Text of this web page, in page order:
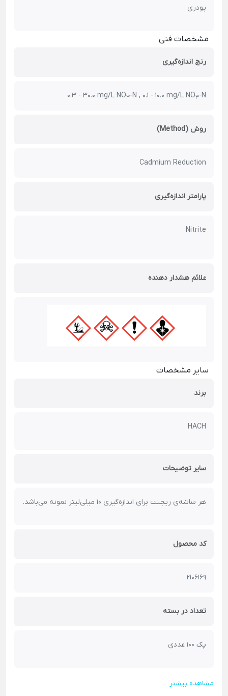
پودری
مشخصات فنی
رنج اندازه‌گیری
0.3 - 30.0 mg/L NO3-N , 0.1 - 10.0 mg/L NO3-N
روش (Method)
Cadmium Reduction
پارامتر اندازه‌گیری
Nitrite
علائم هشدار دهنده
سایر مشخصات
برند
HACH
سایر توضیحات
هر ساشه‌ی ریجنت برای اندازه‌گیری 10 میلی‌لیتر نمونه می‌باشد.
کد محصول
2106169
تعداد در بسته
پک 100 عددی
مشاهده بیشتر